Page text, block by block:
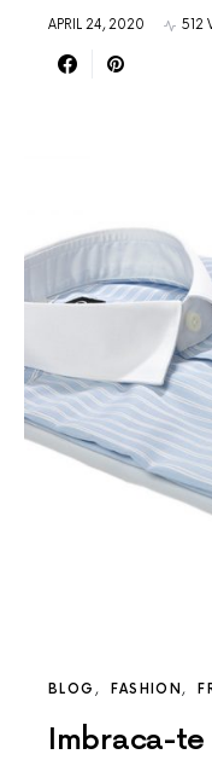
APRIL 24, 2020 512
BLOG FASHION
Imbraca-te